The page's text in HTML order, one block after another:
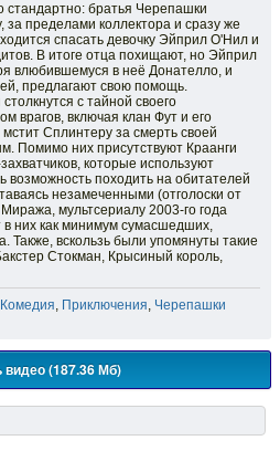
стандартно: братья Черепашки
за пределами коллектора и сразу же
спасать девочку Эйприл О'Нил и
В итоге отца похищают, но Эйприл
влюбившемуся в неё Донателло, и
предлагают свою помощь.
с тайной своего
врагов, включая клан Фут и его
Сплинтеру за смерть своей
Помимо них присутствуют Краанги
которые используют
походить на обитателей
незамеченными (отголоски от
мультсериалу 2003-го года
в них как минимум сумасшедших,
Также, вскользь были упомянуты такие
Стокман, Крысиный король,
Комедия, Приключения, Черепашки
видео (187.36 Мб)